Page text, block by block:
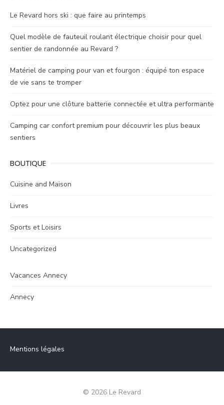
Le Revard hors ski : que faire au printemps
Quel modèle de fauteuil roulant électrique choisir pour quel
sentier de randonnée au Revard ?
Matériel de camping pour van et fourgon : équipé ton espace
de vie sans te tromper
Optez pour une clôture batterie connectée et ultra performante
Camping car confort premium pour découvrir les plus beaux
sentiers
BOUTIQUE
Cuisine and Maison
Livres
Sports et Loisirs
Uncategorized
Vacances Annecy
Annecy
Mentions légales
© 2026 Le Revard